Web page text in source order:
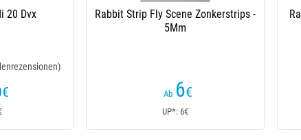
20 Dvx
€
Rabbit Strip Fly Scene Zonkerstrips -
5Mm
Ab 6€
UP*: 6€